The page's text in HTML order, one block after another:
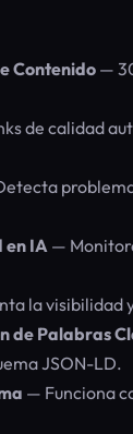
Contenido —
de calidad
en IA—
la visibilidad
de Palabras
JSON-LD.
— Funciona